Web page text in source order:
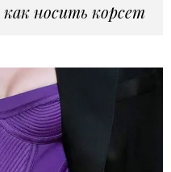
носить корсет